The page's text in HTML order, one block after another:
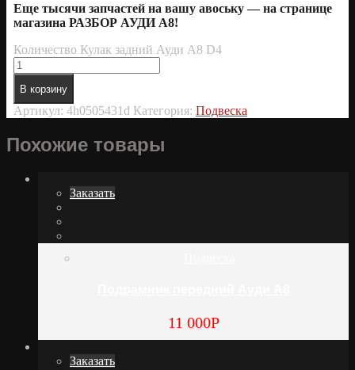
Еще тысячи запчастей на вашу авоську — на странице
магазина РАЗБОР АУДИ А8!
Количество Кулак задний Ауди А8 D4
В корзину
Артикул: 4h0505431d Категория: Подвеска
Похожие товары
Заказать
11 000Р
Заказать